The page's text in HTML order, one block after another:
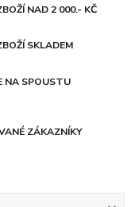
NAD 2 000.- KČ
SKLADEM
NA SPOUSTU
ZÁKAZNÍKY